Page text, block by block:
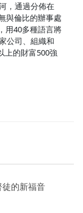
，通過分佈在
與倫比的辦事處
用40多種語言將
公司、組織和
上的財富500強
徒的新福音